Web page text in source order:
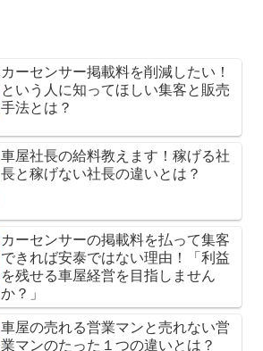
カーセンサー掲載料を削減したい！
という人に知ってほしい集客と販売
手法とは？
車屋社長の給料教えます！稼げる社
長と稼げない社長の違いとは？
カーセンサーの掲載料を払って集客
できれば安泰ではない理由！「利益
を残せる車屋経営を目指しません
か？」
車屋の売れる営業マンと売れない営
業マンのたった１つの違いとは？